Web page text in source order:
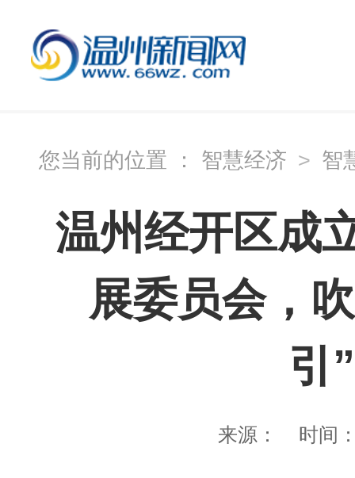
您当前的位置 ： 智慧经济 > 智
温州经开区成
展委员会，
引
来源： 时间